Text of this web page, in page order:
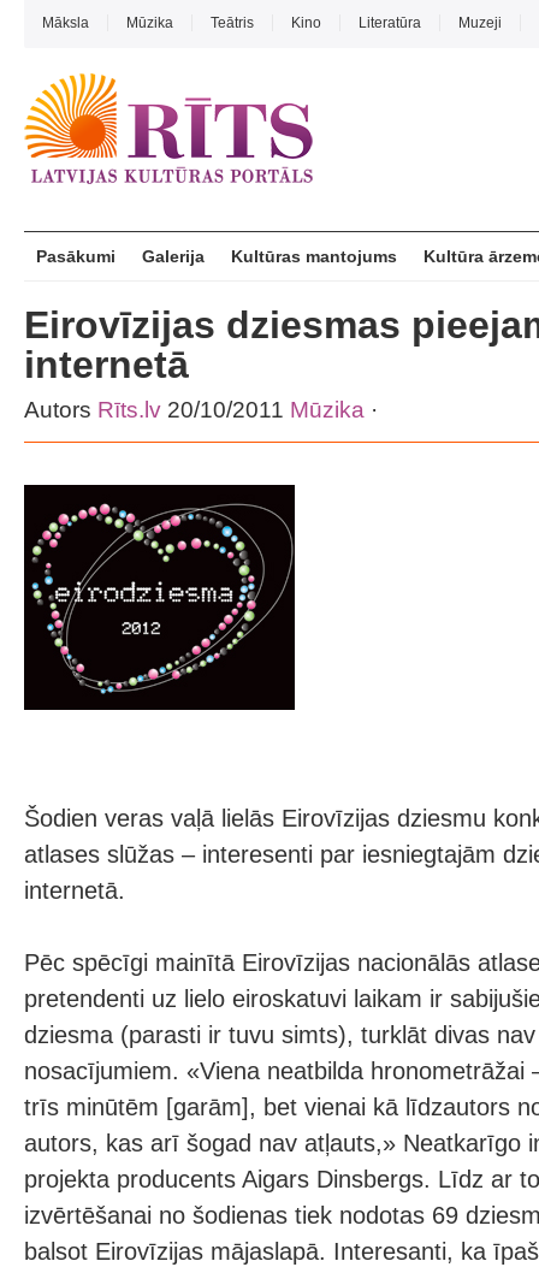
Māksla Mūzika Teātris Kino Literatūra Muzeji
Pasākumi Galerija Kultūras mantojums Kultūra
Eirovīzijas dziesmas
internetā
Autors Rīts.lv 20/10/2011 Mūzika ·
Šodien veras vaļā lielās Eirovīzijas dziesmu
atlases slūžas – interesenti par iesniegtajām
internetā.
Pēc spēcīgi mainītā Eirovīzijas nacionālās
pretendenti uz lielo eiroskatuvi laikam ir
dziesma (parasti ir tuvu simts), turklāt divas
nosacījumiem. «Viena neatbilda hronometrāžai
trīs minūtēm [garām], bet vienai kā līdzautors
autors, kas arī šogad nav atļauts,» Neatkarīgo
projekta producents Aigars Dinsbergs. Līdz ar
izvērtēšanai no šodienas tiek nodotas 69
balsot Eirovīzijas mājaslapā. Interesanti, ka